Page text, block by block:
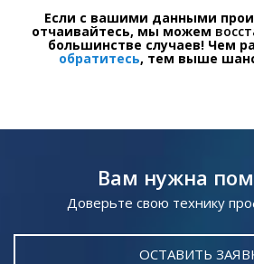
Если с вашими данными
отчаивайтесь, мы можем
большинстве случаев! Чем
обратитесь, тем выше
Вам нужна
Доверьте свою технику
ОСТАВИТЬ